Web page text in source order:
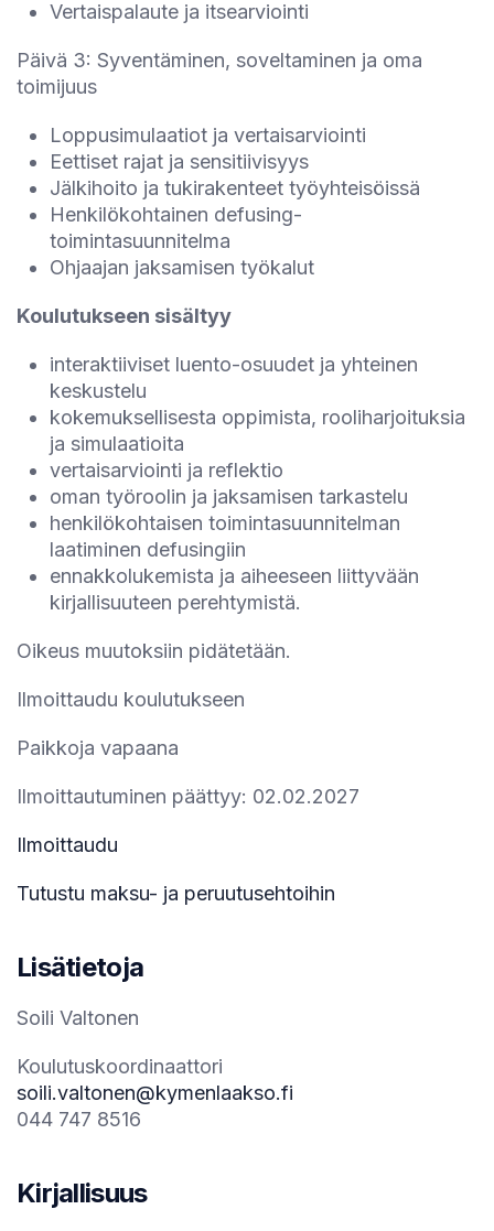
Vertaispalaute ja itsearviointi
Päivä 3: Syventäminen, soveltaminen ja oma
toimijuus
Loppusimulaatiot ja vertaisarviointi
Eettiset rajat ja sensitiivisyys
Jälkihoito ja tukirakenteet työyhteisöissä
Henkilökohtainen defusing-
toimintasuunnitelma
Ohjaajan jaksamisen työkalut
Koulutukseen sisältyy
interaktiiviset luento-osuudet ja yhteinen
keskustelu
kokemuksellisesta oppimista, rooliharjoituksia
ja simulaatioita
vertaisarviointi ja reflektio
oman työroolin ja jaksamisen tarkastelu
henkilökohtaisen toimintasuunnitelman
laatiminen defusingiin
ennakkolukemista ja aiheeseen liittyvään
kirjallisuuteen perehtymistä.
Oikeus muutoksiin pidätetään.
Ilmoittaudu koulutukseen
Paikkoja vapaana
Ilmoittautuminen päättyy: 02.02.2027
Ilmoittaudu
Tutustu maksu- ja peruutusehtoihin
Lisätietoja
Soili Valtonen
Koulutuskoordinaattori
soili.valtonen@kymenlaakso.fi
044 747 8516
Kirjallisuus